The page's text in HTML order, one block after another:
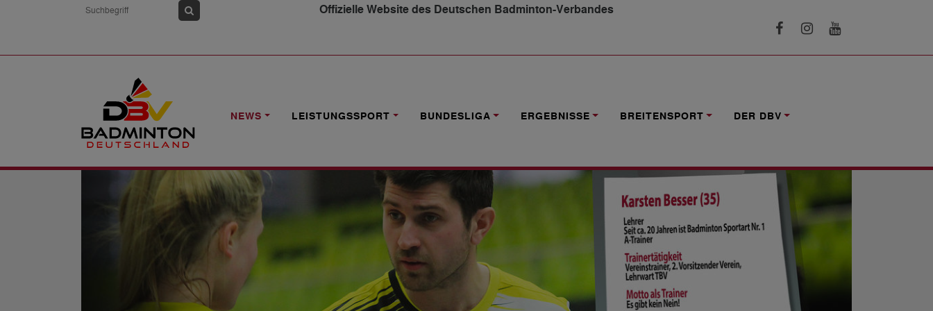
Offizielle Website des Deutschen Badminton-Verbandes
NEWS LEISTUNGSSPORT BUNDESLIGA ERGEBNISSE BREITENSPORT DER DBV
NEWS